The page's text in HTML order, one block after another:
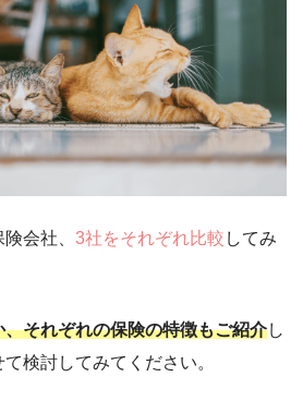
会社、 3社をそれぞれ比較 してみ
それぞれの保険の特徴もご紹介し
検討してみてください。